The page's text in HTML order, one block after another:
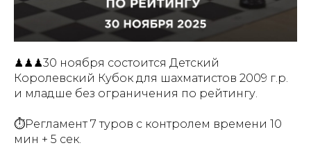
♟♟♟30 ноября состоится Детский
Королевский Кубок для шахматистов 2009 г.р.
и младше без ограничения по рейтингу.
⏱️Регламент 7 туров с контролем времени 10
мин + 5 сек.